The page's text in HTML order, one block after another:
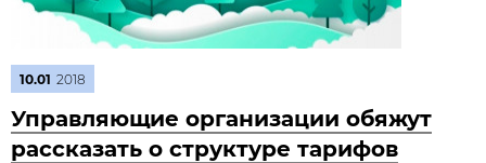
10.01 2018
Управляющие организации обяжут
рассказать о структуре тарифов